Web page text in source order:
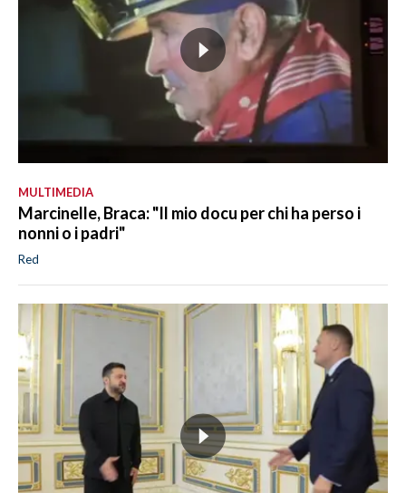
MULTIMEDIA
Marcinelle, Braca: "Il mio docu per chi ha perso i
nonni o i padri"
Red